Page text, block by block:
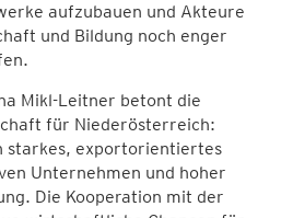
aufzubauen und Akteure
und Bildung noch enger
Mikl-Leitner betont die
für Niederösterreich:
starkes, exportorientiertes
Unternehmen und hoher
Die Kooperation mit der